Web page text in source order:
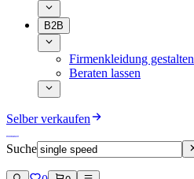
B2B
Firmenkleidung gestalten
Beraten lassen
Selber verkaufen
Suche